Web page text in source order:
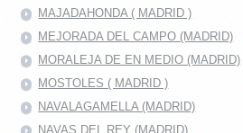
MAJADAHONDA ( MADRID )
MEJORADA DEL CAMPO (MADRID)
MORALEJA DE EN MEDIO (MADRID)
MOSTOLES ( MADRID )
NAVALAGAMELLA (MADRID)
NAVAS DEL REY (MADRID)